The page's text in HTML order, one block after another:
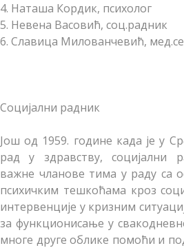
4. Наташа Кордик, психолог
5. Невена Васовић, соц.радник
6. Славица Милованчевић,
Социјални радник
Још од 1959. године када је у
рад у здравству, социјални
важне чланове тима у раду са
психичким тешкоћама кроз
интервенције у кризним
за функционисање у
многе друге облике помоћи и